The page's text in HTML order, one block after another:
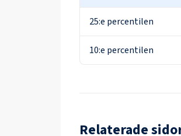
25:e percentilen
10:e percentilen
Relaterade